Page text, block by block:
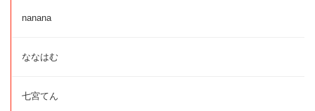
nanana
ななはむ
七宮てん